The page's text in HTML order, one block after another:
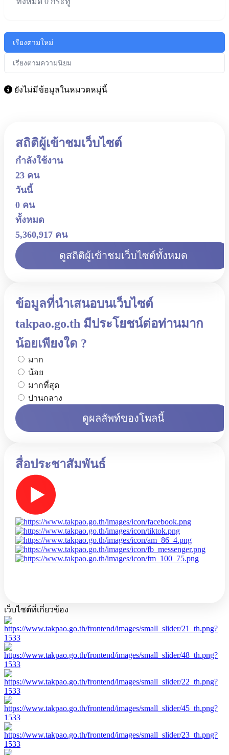
เรียงตามใหม่
เรียงตามความนิยม
ยังไม่มีข้อมูลในหมวดหมู่นี้
สถิติผู้เข้าชมเว็บไซต์
กำลังใช้งาน
23 คน
วันนี้
0 คน
ทั้งหมด
5,360,917 คน
ดูสถิติผู้เข้าชมเว็บไซต์ทั้งหมด
ข้อมูลที่นำเสนอบนเว็บไซต์
takpao.go.th มีประโยชน์ต่อท่านมาก
น้อยเพียงใด ?
มาก
น้อย
มากที่สุด
ปานกลาง
ดูผลลัพท์ของโพลนี้
สื่อประชาสัมพันธ์
เว็บไซต์ที่เกี่ยวข้อง